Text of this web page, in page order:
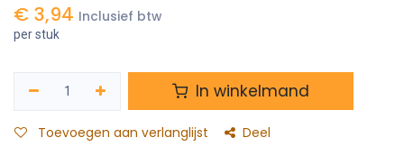
€ 3,94 Inclusief btw
per stuk
In winkelmand
Toevoegen aan verlanglijst Deel